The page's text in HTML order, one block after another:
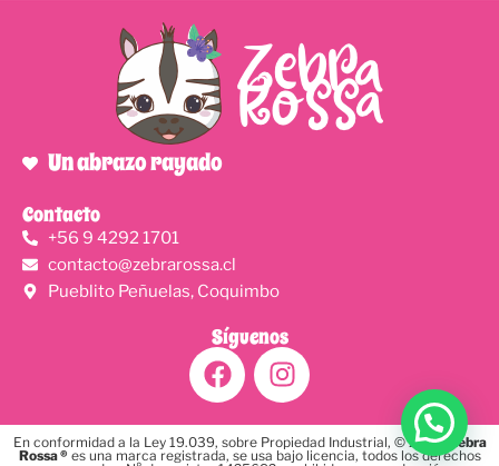
Un abrazo rayado
Contacto
+56 9 4292 1701
contacto@zebrarossa.cl
Pueblito Peñuelas, Coquimbo
Síguenos
En conformidad a la Ley 19.039, sobre Propiedad Industrial, © 2024,Zebra
Rossa ® es una marca registrada, se usa bajo licencia, todos los derechos